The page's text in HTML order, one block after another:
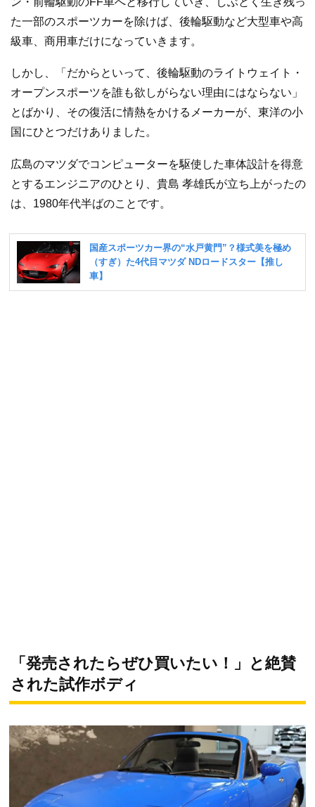
た一部のスポーツカーを除けば、後輪駆動など大型車や高
級車、商用車だけになっていきます。
しかし、「だからといって、後輪駆動のライトウェイト・
オープンスポーツを誰も欲しがらない理由にはならない」
とばかり、その復活に情熱をかけるメーカーが、東洋の小
国にひとつだけありました。
広島のマツダでコンピューターを駆使した車体設計を得意
とするエンジニアのひとり、貴島 孝雄氏が立ち上がったの
は、1980年代半ばのことです。
「発売されたらぜひ買いたい！」と絶賛
された試作ボディ